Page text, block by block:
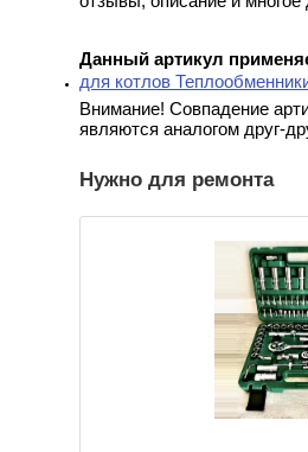
Данный артикул
для котлов
Внимание! Совпадение
являются аналогом друг-
Нужно для ремонта